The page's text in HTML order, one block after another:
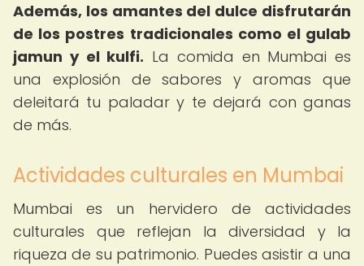
Además, los amantes del dulce disfrutarán
de los postres tradicionales como el gulab
jamun y el kulfi. La comida en Mumbai es
una explosión de sabores y aromas que
deleitará tu paladar y te dejará con ganas
de más.
Actividades culturales en Mumbai
Mumbai es un hervidero de actividades
culturales que reflejan la diversidad y la
riqueza de su patrimonio. Puedes asistir a una